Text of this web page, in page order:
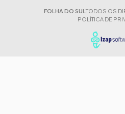
FOLHA DO SUL TODOS OS
POLÍTICA DE